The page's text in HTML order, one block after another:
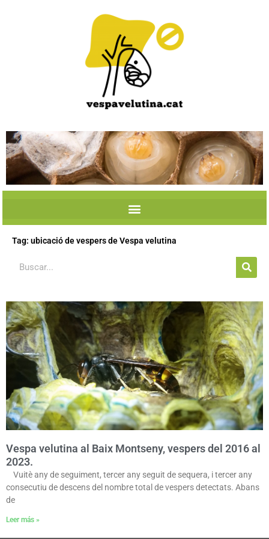
Tag: ubicació de vespers de Vespa velutina
Search
Vespa velutina al Baix Montseny, vespers del 2016 al
2023.
Vuitè any de seguiment, tercer any seguit de sequera, i tercer any
consecutiu de descens del nombre total de vespers detectats. Abans
de
Leer más »